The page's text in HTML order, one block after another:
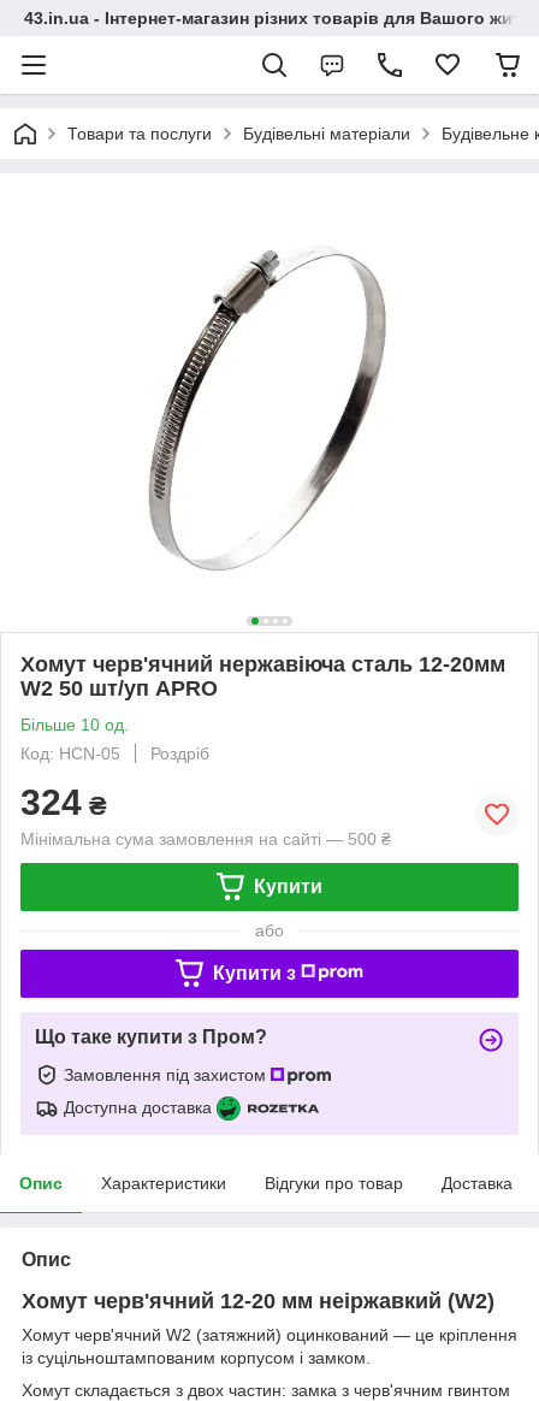
43.in.ua - Інтернет-магазин різних товарів для Вашого
Товари та послуги Будівельні матеріали Будівельне
Хомут черв'ячний нержавіюча сталь 12-20мм
W2 50 шт/уп APRO
Більше 10 од.
Код: HCN-05
Роздріб
324 ₴
Мінімальна сума замовлення на сайті — 500 ₴
Купити
або
Купити з
Що таке купити з Пром?
Замовлення під захистом
Доступна доставка
Опис Характеристики Відгуки про товар Доставка
Опис
Хомут черв'ячний 12-20 мм неіржавкий (W2)
Хомут черв'ячний W2 (затяжний) оцинкований — це кріплення
із суцільноштампованим корпусом і замком.
Хомут складається з двох частин: замка з черв'ячним гвинтом